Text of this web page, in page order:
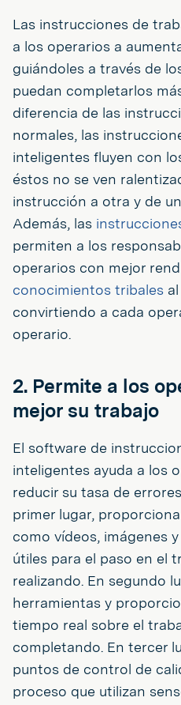
Las instrucciones de
a los operarios a
guiándoles a través de
puedan completarlos
diferencia de las
normales, las
inteligentes fluyen con
éstos no se ven
instrucción a otra y de
Además, las
permiten a los
operarios con mejor
conocimientos tribales
convirtiendo a cada
operario.
2. Permite a los
mejor su trabajo
El software de
inteligentes ayuda a los
reducir su tasa de
primer lugar,
como vídeos, imágenes
útiles para el paso en el
realizando. En segundo
herramientas y
tiempo real sobre el
completando. En tercer
puntos de control de
proceso que utilizan